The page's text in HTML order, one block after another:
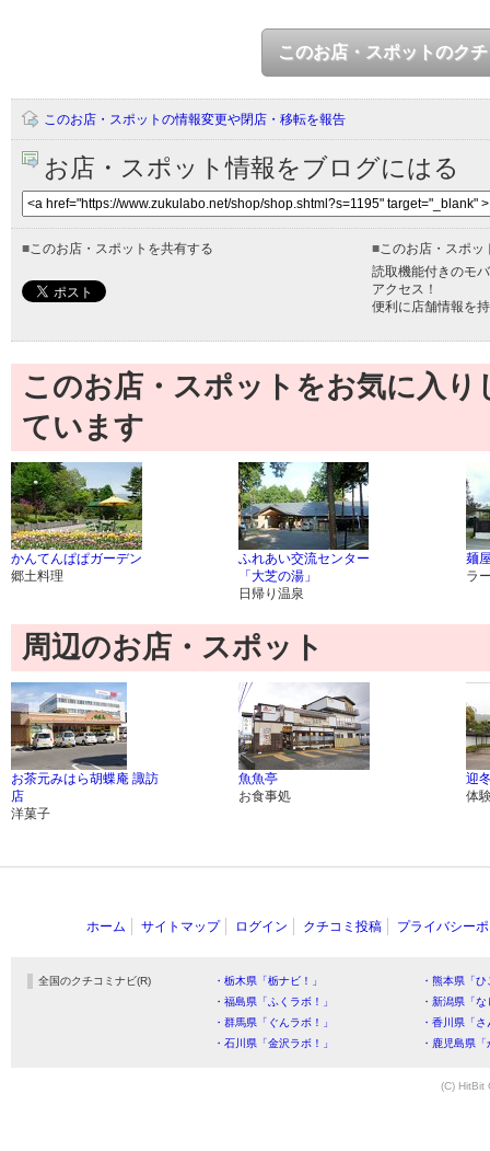
このお店・スポットのク
このお店・スポットの情報変更や閉店・移転を報告
お店・スポット情報をブログにはる
■このお店・スポットを共有する ■このお店・スポッ
読取機能付きのモ
アクセス！
便利に店舗情報を
このお店・スポットをお気に入
ています
かんてんぱぱガーデン
郷土料理
ふれあい交流センター
「大芝の湯」
日帰り温泉
麺
ラ
周辺のお店・スポット
お茶元みはら胡蝶庵 諏訪
店
洋菓子
魚魚亭
お食事処
迎
体
ホーム サイトマップ ログイン クチコミ投稿 プライバシー
全国のクチコミナビ(R) ・栃木県「栃ナビ！」
・熊本県「
・福島県「ふくラボ！」
・新潟県「
・群馬県「ぐんラボ！」
・香川県「
・石川県「金沢ラボ！」
・鹿児島県
(C) HitBit